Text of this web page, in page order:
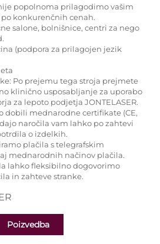
popolnoma prilagodimo vašim
konkurenčnih cenah.
salone, bolnišnice, centri za nego
(podpora za prilagojen jezik
Po prejemu tega stroja prejmete
klinično usposabljanje za uporabo
za lepoto podjetja JONTELASER.
dobili mednarodne certifikate (CE,
naročila vam lahko po zahtevi
o izdelkih.
plačila s telegrafskim
mednarodnih načinov plačila.
lahko fleksibilno dogovorimo
in zahteve stranke.
Poizvedba